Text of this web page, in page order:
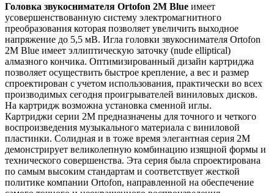
Головка звукоснимателя Ortofon 2M Blue имеет
усовершенствованную систему электромагнитного
преобразования которая позволяет увеличить выходное
напряжение до 5,5 мВ. Игла головки звукоснимателя Ortofon
2M Blue имеет эллиптическую заточку (nude elliptical)
алмазного кончика. Оптимизированный дизайн картриджа
позволяет осуществить быстрое крепление, а вес и размер
спроектирован с учетом использования, практически во всех
производимых сегодня проигрывателей виниловых дисков.
На картридж возможна установка сменной иглы.
Картриджи серии 2M предназначены для точного и четкого
воспроизведения музыкального материала с виниловой
пластинки. Солидная и в тоже время элегантная серия 2M
демонстрирует великолепную комбинацию изящной формы и
технического совершенства. Эта серия была спроектирована
по самым высоким стандартам и соответствует жесткой
политике компании Ortofon, направленной на обеспечение